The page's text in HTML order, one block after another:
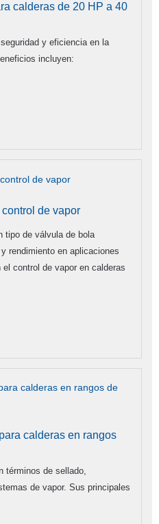
calderas de 20 HP a 40
y eficiencia en la
incluyen:
de vapor
tipo de válvula de bola
rendimiento en aplicaciones
control de vapor en calderas
calderas en rangos
términos de sellado,
de vapor. Sus principales